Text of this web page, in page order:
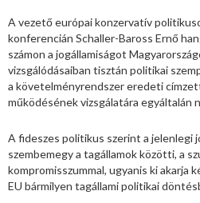
A vezető európai konzervatív
konferencián Schaller-Baross Ernő
számon a jogállamiságot
vizsgálódásaiban tisztán politikai
a követelményrendszer eredeti
működésének vizsgálatára egyáltalán
A fideszes politikus szerint a jelenlegi
szembemegy a tagállamok közötti, a
kompromisszummal, ugyanis ki akarja
EU bármilyen tagállami politikai